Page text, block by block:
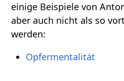
einige Beispiele von
aber auch nicht als so
werden:
Opfermentalität